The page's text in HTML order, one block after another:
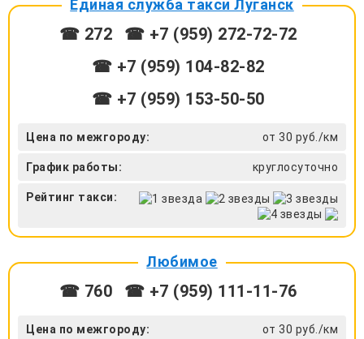
Единая служба такси Луганск
☎ 272
☎ +7 (959) 272-72-72
☎ ‎+7 (959) 104-82-82
☎ +7 (959) 153-50-50
Цена по межгороду: от 30 руб./км
График работы: круглосуточно
Рейтинг такси:
Любимое
☎ 760 ☎ +7 (959) 111-11-76
Цена по межгороду: от 30 руб./км